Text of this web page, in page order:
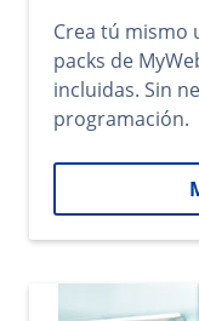
Crea tú mismo
packs de
incluidas. Sin
programación.